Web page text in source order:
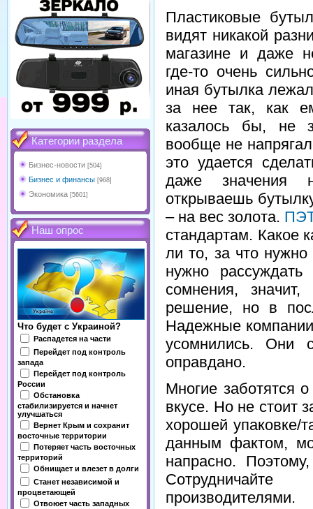
Категории раздела
Бизнес-новости [504]
Бизнес и финансы [968]
Экономика [5601]
Наш опрос
Что будет с Украиной?
Распадется на части
Перейдет под контроль
запада
Перейдет под контроль
России
Обстановка
стабилизируется и начнет
улучшаться
Вернет Крым и сохранит
восточные территории
Потеряет часть восточных
территорий
Обнищает и влезет в долги
Станет независимой и
процветающей
Отвоюет часть западных
Пластиковые
видят никакой
магазине и даже
где-то очень
иная бутылка
за нее так, как
казалось бы, не
вообще не
это удается
даже значения
открываешь
– на вес золота.
стандартам. Какое
ли то, за что нужно
нужно
сомнения,
решение, но в
Надежные
усомнились. Они
оправдано.
Многие заботятся
вкусе. Но не стоит
хорошей упаковке/
данным фактом,
напрасно.
производителями.